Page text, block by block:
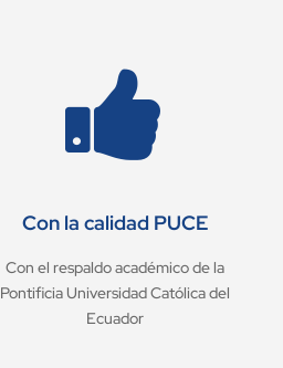

Con la calidad PUCE
Con el respaldo académico de la
Pontificia Universidad Católica del
Ecuador